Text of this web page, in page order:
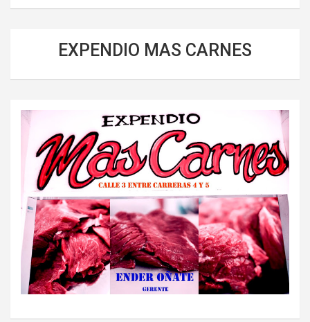
EXPENDIO MAS CARNES